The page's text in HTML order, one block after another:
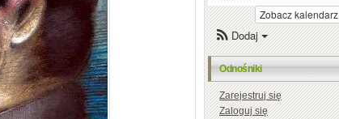
Zobacz kalendarz
Dodaj
Odnośniki
Zarejestruj się
Zaloguj się